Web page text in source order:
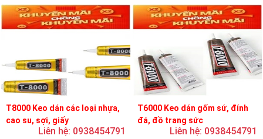
T8000 Keo dán các loại nhựa,
cao su, sợi, giấy
Liên hệ: 0938454791
T6000 Keo dán gốm sứ, đính
đá, đồ trang sức
Liên hệ: 0938454791